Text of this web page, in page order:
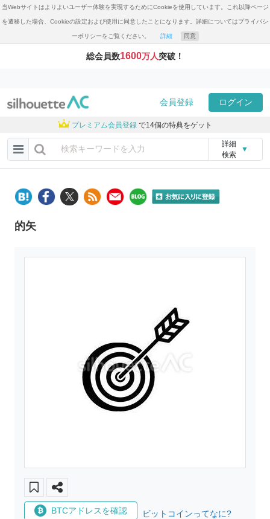
当Webサイトはよりよいユーザー体験を実現するためにCookieを使用しています。これ以降ページ
を遷移した場合、Cookieの設定および使用に同意したことになります。詳細についてはプライバシ
ーポリシーをご覧ください。 詳細 同意
総会員数1600万人突破！
会員登録 ログイン
プレミアム会員登録 で14個の特典をゲット
詳細
検索
▼
的矢
BTCアドレスを確認 ビットコインってなに?